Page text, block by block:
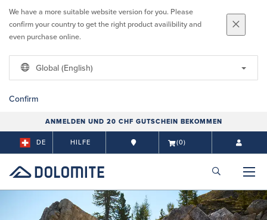
We have a more suitable website version for you. Please
confirm your country to get the right product availibility and
even purchase online.
Global (English)
Confirm
ANMELDEN UND 20 CHF GUTSCHEIN BEKOMMEN
DE HILFE (0)